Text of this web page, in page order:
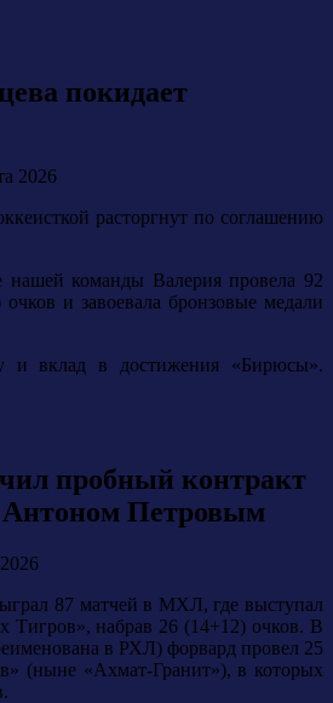
покидает
2026
расторгнут по соглашению
нашей команды Валерия провела 92
и завоевала бронзовые медали
и вклад в достижения «Бирюсы».
пробный контракт
Петровым
87 матчей в МХЛ, где выступал
Тигров», набрав 26 (14+12) очков. В
в РХЛ) форвард провел 25
(ныне «Ахмат-Гранит»), в которых